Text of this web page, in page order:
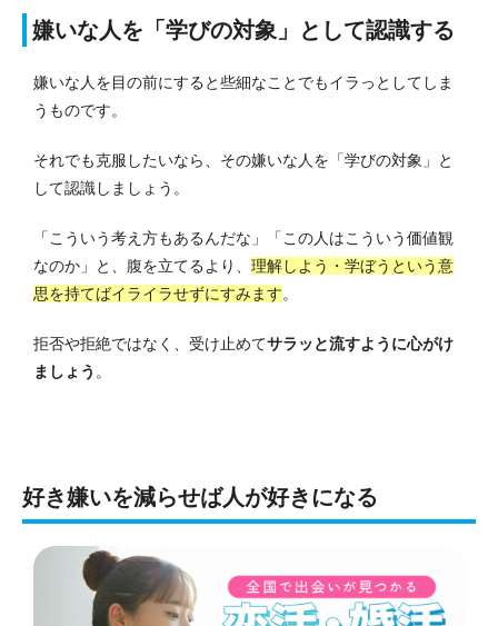
嫌いな人を「学びの対象」として認識する
嫌いな人を目の前にすると些細なことでもイラっとしてしま
うものです。
それでも克服したいなら、その嫌いな人を「学びの対象」と
して認識しましょう。
「こういう考え方もあるんだな」「この人はこういう価値観
なのか」と、腹を立てるより、 理解しよう・学ぼうという意
思を持てばイライラせずにすみます。
拒否や拒絶ではなく、受け止めてサラッと流すように心がけ
ましょう 。
好き嫌いを減らせば人が好きになる